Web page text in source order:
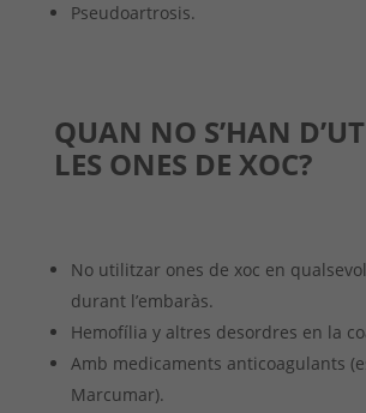
Pseudoartrosis.
QUAN NO S’HAN
LES ONES DE XOC?
No utilitzar ones de xoc en
durant l’embaràs.
Hemofília y altres desordres en la
Amb medicaments anticoagulants
Marcumar).